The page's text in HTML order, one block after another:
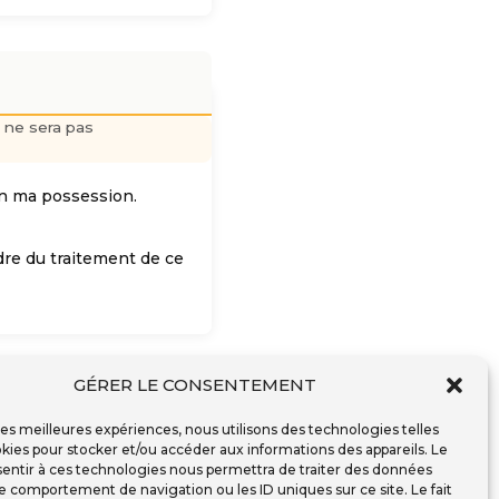
GÉRER LE CONSENTEMENT
meilleures expériences, nous utilisons des technologies telles
pour stocker et/ou accéder aux informations des appareils. Le
à ces technologies nous permettra de traiter des données
comportement de navigation ou les ID uniques sur ce site. Le fait
sera pas
ma possession.
du traitement de ce